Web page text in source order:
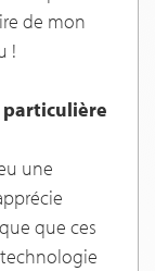
de mon
!
particulière
une
que ces